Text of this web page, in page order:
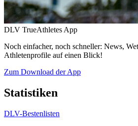
DLV TrueAthletes App
Noch einfacher, noch schneller: News,
Athletenprofile auf einen Blick!
Zum Download der App
Statistiken
DLV-Bestenlisten